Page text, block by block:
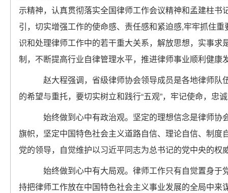
示精神，认真贯彻落实全国律师工作会议精神和孟建柱书
引，切实增强工作的使命感、责任感和紧迫感,牢牢抓住重
识和处理律师工作中的若干重大关系，解放思想，实事求
制，不断提高行业自律管理水平，推进律师事业顺利健康
赵大程强调，省级律师协会领导成员是各地律师队
的希望与重托，要切实树立和践行“五观”，牢记使命，忠
始终做到心中有政治观。坚定的理想信念是律师协
旗帜，坚定中国特色社会主义道路自信、理论自信、制
党的领导，自觉维护以习近平同志为总书记的党中央的
始终做到心中有大局观。律师工作只有自觉置身于
持把律师工作放在中国特色社会主义事业发展的全局中